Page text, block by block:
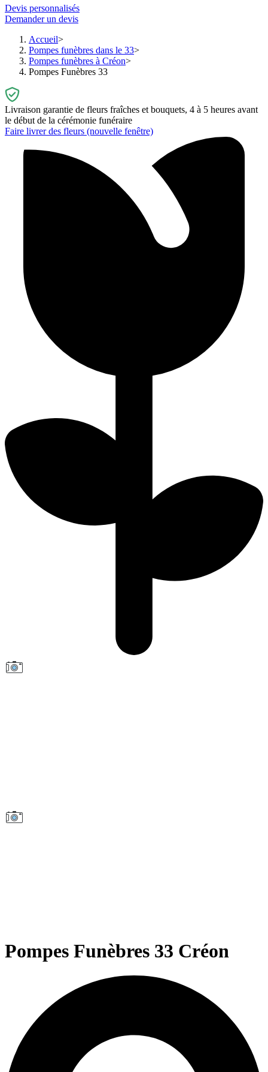
Devis personnalisés
Demander un devis
Accueil
Pompes funèbres dans le 33
Pompes funèbres à Créon
Pompes Funèbres 33
Livraison garantie de fleurs fraîches et bouquets, 4 à 5 heures avant
le début de la cérémonie funéraire
Faire livrer des fleurs (nouvelle fenêtre)
Pompes Funèbres 33 Créon